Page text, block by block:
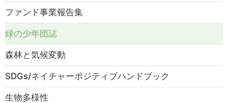
ファンド事業報告集
緑の少年団誌
森林と気候変動
SDGs/ネイチャーポジティブハンドブック
生物多様性